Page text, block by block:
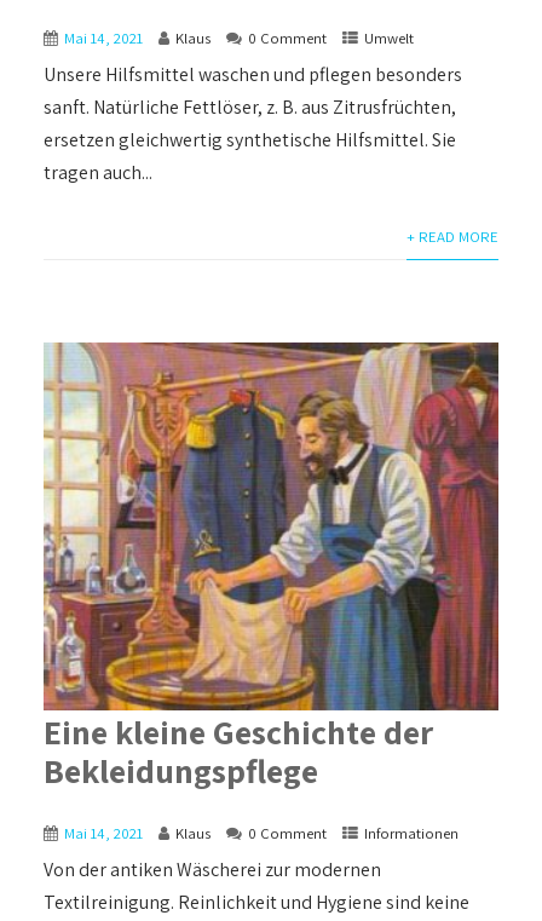
Mai 14, 2021 Klaus 0 Comment Umwelt
Unsere Hilfsmittel waschen und pflegen besonders
sanft. Natürliche Fettlöser, z. B. aus Zitrusfrüchten,
ersetzen gleichwertig synthetische Hilfsmittel. Sie
tragen auch...
+ READ MORE
Eine kleine Geschichte der
Bekleidungspflege
Mai 14, 2021 Klaus 0 Comment Informationen
Von der antiken Wäscherei zur modernen
Textilreinigung. Reinlichkeit und Hygiene sind keine